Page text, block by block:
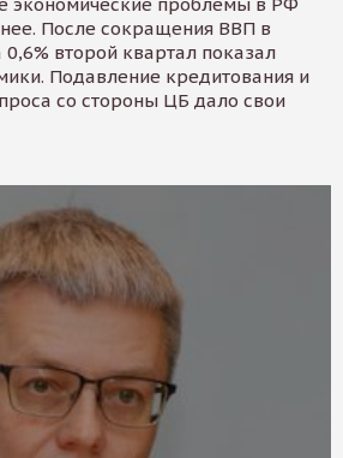
экономические проблемы в РФ
После сокращения ВВП в
второй квартал показал
Подавление кредитования и
со стороны ЦБ дало свои